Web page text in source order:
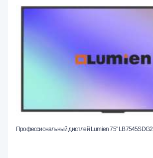
Профессиональный дисплей Lumien 75" LB7545SDG2